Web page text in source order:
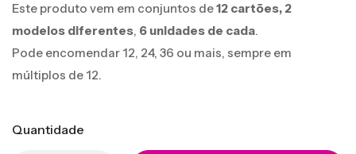
Este produto vem em conjuntos de12 cartões, 2
modelos diferentes, 6 unidades de cada.
Pode encomendar 12, 24, 36 ou mais, sempre em
múltiplos de 12.
Quantidade